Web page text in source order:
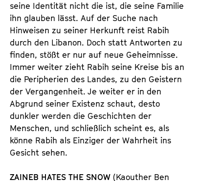
seine Identität nicht die ist, die seine Familie
ihn glauben lässt. Auf der Suche nach
Hinweisen zu seiner Herkunft reist Rabih
durch den Libanon. Doch statt Antworten zu
finden, stößt er nur auf neue Geheimnisse.
Immer weiter zieht Rabih seine Kreise bis an
die Peripherien des Landes, zu den Geistern
der Vergangenheit. Je weiter er in den
Abgrund seiner Existenz schaut, desto
dunkler werden die Geschichten der
Menschen, und schließlich scheint es, als
könne Rabih als Einziger der Wahrheit ins
Gesicht sehen.
ZAINEB HATES THE SNOW (Kaouther Ben